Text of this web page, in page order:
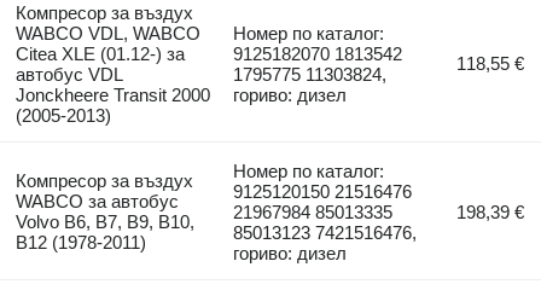
Компресор за въздух
WABCO VDL, WABCO
Citea XLE (01.12-) за
автобус VDL
Jonckheere Transit 2000
(2005-2013)
Номер по каталог:
9125182070 1813542
1795775 11303824,
гориво: дизел
118,55 €
Компресор за въздух
WABCO за автобус
Volvo B6, B7, B9, B10,
B12 (1978-2011)
Номер по каталог:
9125120150 21516476
21967984 85013335
85013123 7421516476,
гориво: дизел
198,39 €